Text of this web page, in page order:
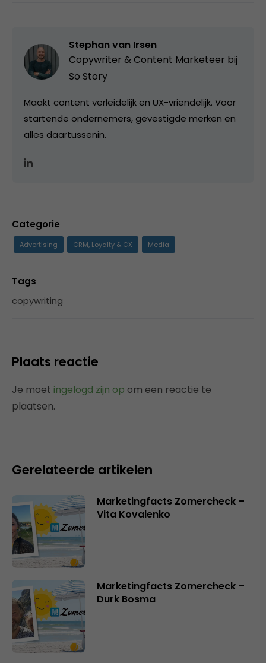
Stephan van Irsen
Copywriter & Content Marketeer bij
So Story
Maakt content verleidelijk en UX-vriendelijk. Voor
startende ondernemers, gevestigde merken en
alles daartussenin.
Categorie
Advertising CRM, Loyalty & CX Media
Tags
copywriting
Plaats reactie
Je moet ingelogd zijn op om een reactie te
plaatsen.
Gerelateerde artikelen
Marketingfacts Zomercheck –
Vita Kovalenko
Marketingfacts Zomercheck –
Durk Bosma